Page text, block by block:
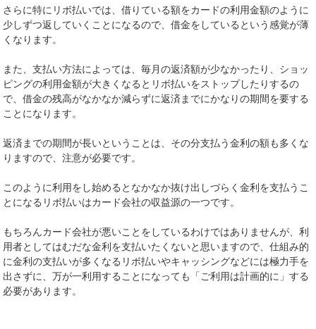
さらに特にリボ払いでは、借りている額をカードの利用金額のように
少しずつ返していくことになるので、借金をしているという感覚が薄
くなります。
また、支払い方法によっては、毎月の返済額が少なかったり、ショッ
ピングの利用金額が大きくなるとリボ払いをストップしたりするの
で、借金の残高がなかなか減らずに返済までにかなりの期間を要する
ことになります。
返済までの期間が長いということは、その分支払う金利の額も多くな
りますので、注意が必要です。
このように利用をし始めるとなかなか抜け出しづらく金利を支払うこ
とになるリボ払いはカード会社の収益源の一つです。
もちろんカード会社が悪いことをしているわけではありませんが、利
用者としてはむだな金利を支払いたくないと思いますので、仕組み的
に金利の支払いが多くなるリボ払いやキャッシングなどには極力手を
出さずに、万が一利用することになっても「ご利用は計画的に」する
必要があります。